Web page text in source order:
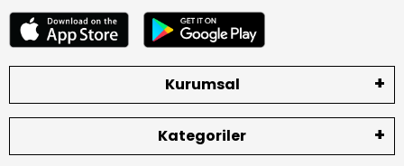
Kurumsal
Kategoriler